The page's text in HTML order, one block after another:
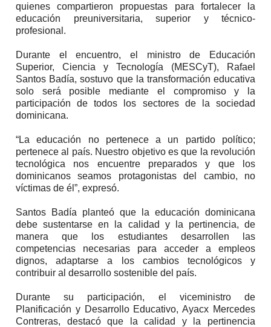
quienes compartieron propuestas para fortalecer la
educación preuniversitaria, superior y técnico-
profesional.
Durante el encuentro, el ministro de Educación
Superior, Ciencia y Tecnología (MESCyT), Rafael
Santos Badía, sostuvo que la transformación educativa
solo será posible mediante el compromiso y la
participación de todos los sectores de la sociedad
dominicana.
“La educación no pertenece a un partido político;
pertenece al país. Nuestro objetivo es que la revolución
tecnológica nos encuentre preparados y que los
dominicanos seamos protagonistas del cambio, no
víctimas de él”, expresó.
Santos Badía planteó que la educación dominicana
debe sustentarse en la calidad y la pertinencia, de
manera que los estudiantes desarrollen las
competencias necesarias para acceder a empleos
dignos, adaptarse a los cambios tecnológicos y
contribuir al desarrollo sostenible del país.
Durante su participación, el viceministro de
Planificación y Desarrollo Educativo, Ayacx Mercedes
Contreras, destacó que la calidad y la pertinencia